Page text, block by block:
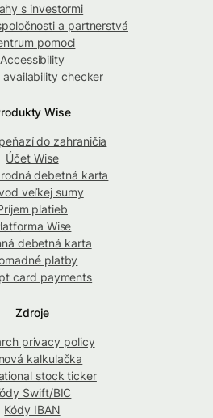
s investormi
a partnerstvá
pomoci
Accessibility
availability checker
Wise
do zahraničia
Účet Wise
debetná karta
veľkej sumy
platieb
Wise
debetná karta
platby
card payments
Zdroje
privacy policy
kalkulačka
stock ticker
Swift/BIC
Kódy IBAN